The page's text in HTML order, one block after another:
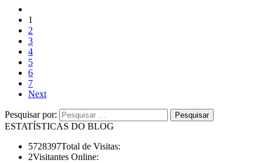
1
2
3
4
5
6
7
Next
Pesquisar por:
ESTATÍSTICAS DO BLOG
5728397Total de Visitas:
2Visitantes Online: